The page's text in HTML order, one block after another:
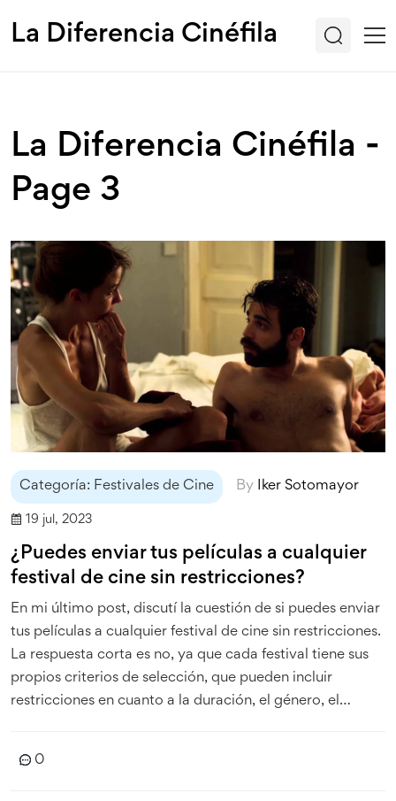
La Diferencia Cinéfila
La Diferencia Cinéfila -
Page 3
Categoría: Festivales de Cine By Iker Sotomayor
19 jul, 2023
¿Puedes enviar tus películas a cualquier
festival de cine sin restricciones?
En mi último post, discutí la cuestión de si puedes enviar
tus películas a cualquier festival de cine sin restricciones.
La respuesta corta es no, ya que cada festival tiene sus
propios criterios de selección, que pueden incluir
restricciones en cuanto a la duración, el género, el
no se hayan mostrado públicamente antes de su
0